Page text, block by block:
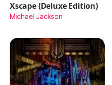
Xscape (Deluxe Edition)
Michael Jackson